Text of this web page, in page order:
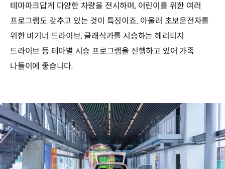
테마파크답게 다양한 차량을 전시하며, 어린이를 위한 여러
프로그램도 갖추고 있는 것이 특징이죠. 아울러 초보운전자를
위한 비기너 드라이브, 클래식카를 시승하는 헤리티지
드라이브 등 테마별 시승 프로그램을 진행하고 있어 가족
나들이에 좋습니다.